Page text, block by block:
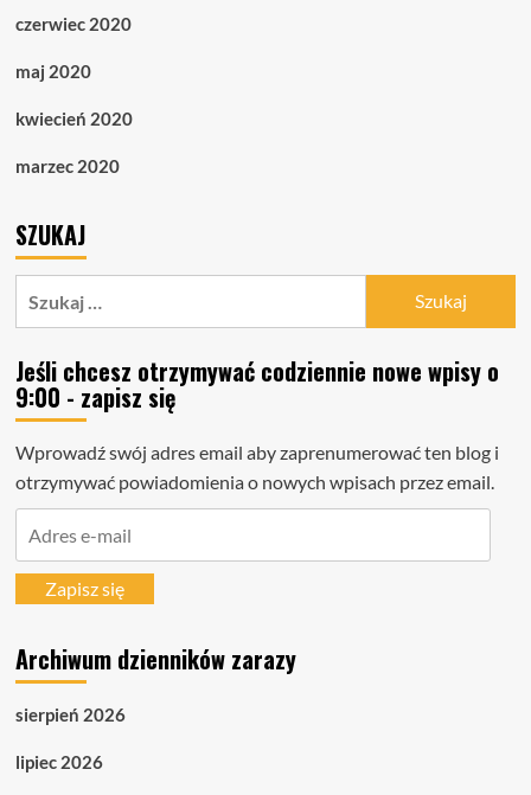
czerwiec 2020
maj 2020
kwiecień 2020
marzec 2020
SZUKAJ
Jeśli chcesz otrzymywać codziennie nowe wpisy o
9:00 - zapisz się
Wprowadź swój adres email aby zaprenumerować ten blog i
otrzymywać powiadomienia o nowych wpisach przez email.
mailZapisz się
Archiwum dzienników zarazy
sierpień 2026
lipiec 2026